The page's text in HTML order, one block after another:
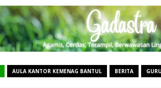
AULA KANTOR KEMENAG BANTUL BERITA GURU